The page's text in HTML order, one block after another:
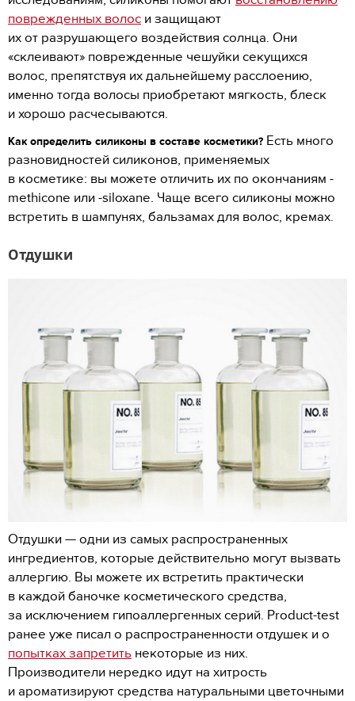
поврежденных волос и защищают
их от разрушающего воздействия солнца. Они
«склеивают» поврежденные чешуйки секущихся
волос, препятствуя их дальнейшему расслоению,
именно тогда волосы приобретают мягкость, блеск
и хорошо расчесываются.
Как определить силиконы в составе косметики? Есть много
разновидностей силиконов, применяемых
в косметике: вы можете отличить их по окончаниям -
methicone или -siloxane. Чаще всего силиконы можно
встретить в шампунях, бальзамах для волос, кремах.
Отдушки
Отдушки — одни из самых распространенных
ингредиентов, которые действительно могут вызвать
аллергию. Вы можете их встретить практически
в каждой баночке косметического средства,
за исключением гипоаллергенных серий. Product-test
ранее уже писал о распространенности отдушек и о
попытках запретить некоторые из них.
Производители нередко идут на хитрость
и ароматизируют средства натуральными цветочными